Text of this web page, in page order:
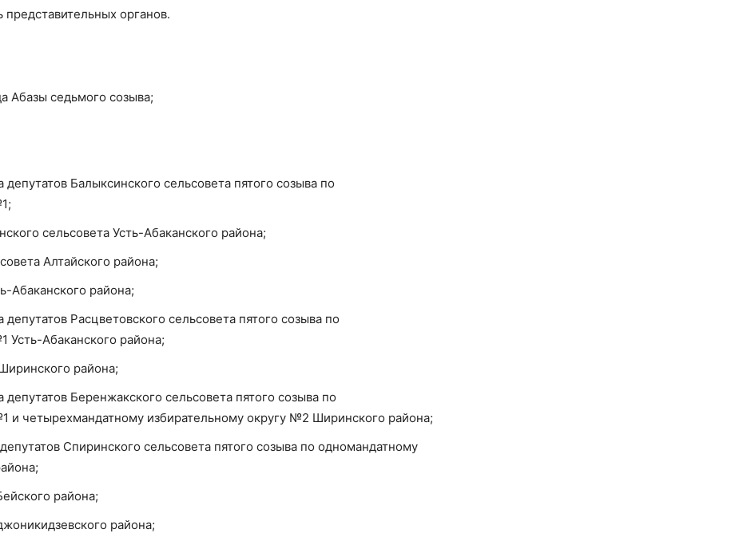
представительных органов.
Абазы седьмого созыва;
Балыксинского сельсовета пятого созыва по
сельсовета Усть-Абаканского района;
Алтайского района;
Абаканского района;
Расцветовского сельсовета пятого созыва по
Усть-Абаканского района;
района;
Беренжакского сельсовета пятого созыва по
и четырехмандатному избирательному округу №2 Ширинского района;
Спиринского сельсовета пятого созыва по одномандатному
района;
района;